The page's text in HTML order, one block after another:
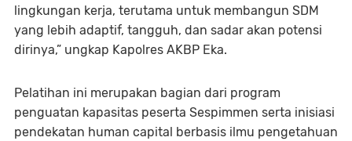
lingkungan kerja, terutama untuk membangun SDM
yang lebih adaptif, tangguh, dan sadar akan potensi
dirinya,” ungkap Kapolres AKBP Eka.
Pelatihan ini merupakan bagian dari program
penguatan kapasitas peserta Sespimmen serta inisiasi
pendekatan human capital berbasis ilmu pengetahuan